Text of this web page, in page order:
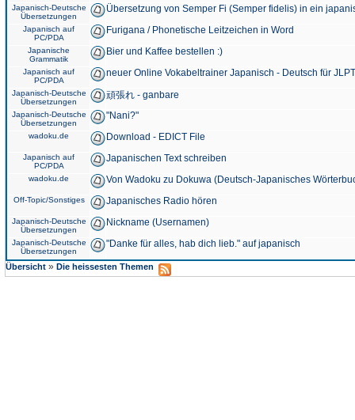
Japanisch-Deutsche
Übersetzungen
Übersetzung von Semper Fi (Semper fidelis) in ein
Japanisch auf
PC/PDA
Furigana / Phonetische Leitzeichen in Word
Japanische
Grammatik
Bier und Kaffee bestellen :)
Japanisch auf
PC/PDA
neuer Online Vokabeltrainer Japanisch - Deutsch für
Japanisch-Deutsche
Übersetzungen
頑張れ - ganbare
Japanisch-Deutsche
Übersetzungen
"Nani?"
wadoku.de Download - EDICT File
Japanisch auf
PC/PDA
Japanischen Text schreiben
wadoku.de Von Wadoku zu Dokuwa (Deutsch-Japanisches
Off-Topic/Sonstiges Japanisches Radio hören
Japanisch-Deutsche
Übersetzungen
Nickname (Usernamen)
Japanisch-Deutsche
Übersetzungen
"Danke für alles, hab dich lieb." auf japanisch
Übersicht » Die heissesten Themen